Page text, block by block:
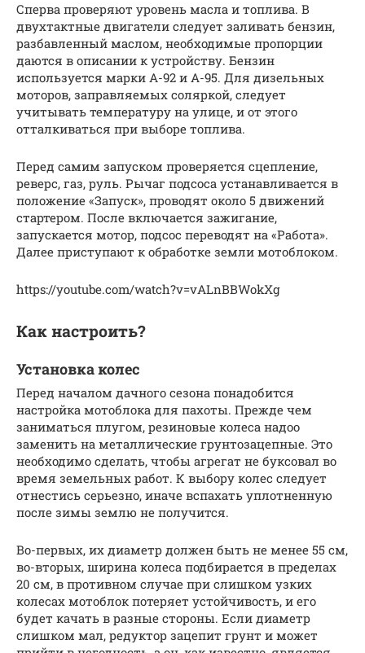
Сперва проверяют уровень масла и топлива. В
двухтактные двигатели следует заливать бензин,
разбавленный маслом, необходимые пропорции
даются в описании к устройству. Бензин
используется марки А-92 и А-95. Для дизельных
моторов, заправляемых соляркой, следует
учитывать температуру на улице, и от этого
отталкиваться при выборе топлива.
Перед самим запуском проверяется сцепление,
реверс, газ, руль. Рычаг подсоса устанавливается в
положение «Запуск», проводят около 5 движений
стартером. После включается зажигание,
запускается мотор, подсос переводят на «Работа».
Далее приступают к обработке земли мотоблоком.
https://youtube.com/watch?v=vALnBBWokXg
Как настроить?
Установка колес
Перед началом дачного сезона понадобится
настройка мотоблока для пахоты. Прежде чем
заниматься плугом, резиновые колеса надоо
заменить на металлические грунтозацепные. Это
необходимо сделать, чтобы агрегат не буксовал во
время земельных работ. К выбору колес следует
отнестись серьезно, иначе вспахать уплотненную
после зимы землю не получится.
Во-первых, их диаметр должен быть не менее 55 см,
во-вторых, ширина колеса подбирается в пределах
20 см, в противном случае при слишком узких
колесах мотоблок потеряет устойчивость, и его
будет качать в разные стороны. Если диаметр
слишком мал, редуктор зацепит грунт и может